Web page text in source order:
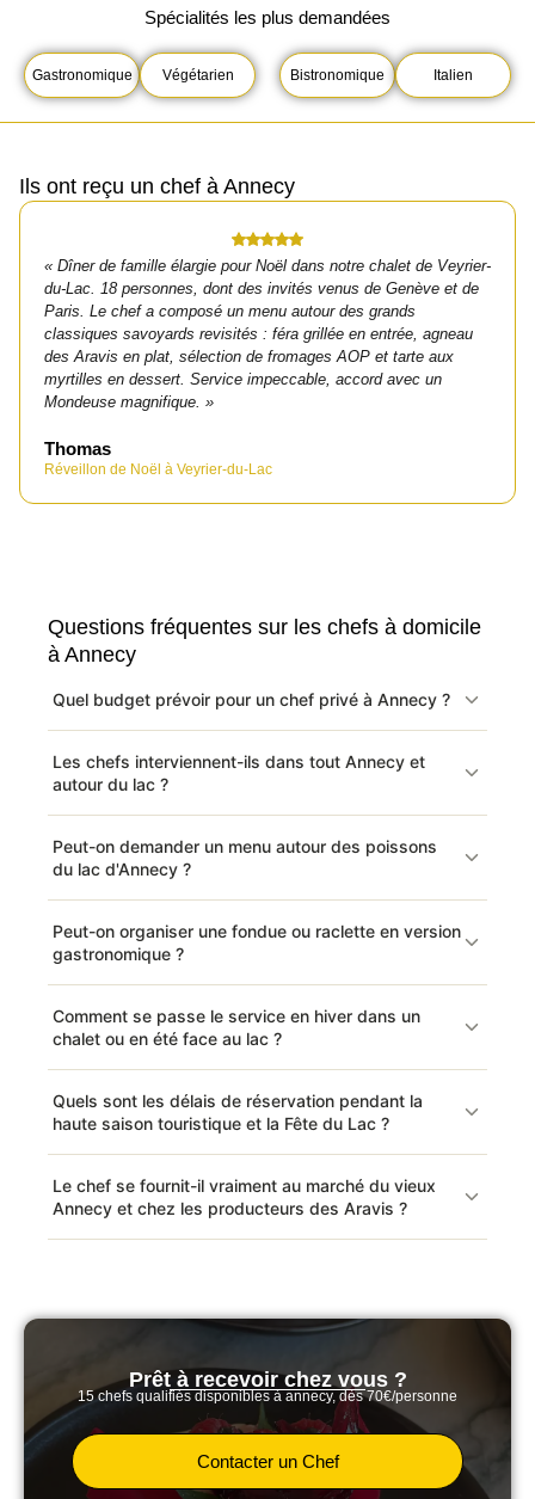
Spécialités les plus demandées
Gastronomique Végétarien Bistronomique Italien
Ils ont reçu un chef à Annecy
« Dîner de famille élargie pour Noël dans notre chalet de Veyrier-
du-Lac. 18 personnes, dont des invités venus de Genève et de
Paris. Le chef a composé un menu autour des grands
classiques savoyards revisités : féra grillée en entrée, agneau
des Aravis en plat, sélection de fromages AOP et tarte aux
myrtilles en dessert. Service impeccable, accord avec un
Mondeuse magnifique. »
Thomas
Réveillon de Noël à Veyrier-du-Lac
Questions fréquentes sur les chefs à domicile
à Annecy
Quel budget prévoir pour un chef privé à Annecy ?
Les chefs interviennent-ils dans tout Annecy et
autour du lac ?
Peut-on demander un menu autour des poissons
du lac d'Annecy ?
Peut-on organiser une fondue ou raclette en version
gastronomique ?
Comment se passe le service en hiver dans un
chalet ou en été face au lac ?
Quels sont les délais de réservation pendant la
haute saison touristique et la Fête du Lac ?
Le chef se fournit-il vraiment au marché du vieux
Annecy et chez les producteurs des Aravis ?
Prêt à recevoir chez vous ?
15 chefs qualifiés disponibles à annecy, dès 70€/personne
Contacter un Chef